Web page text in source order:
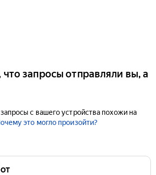
запросы отправляли вы, а
с вашего устройства похожи на
это могло произойти?